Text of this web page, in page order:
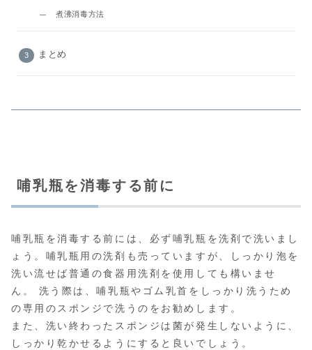
煮沸消毒方法
まとめ
哺乳瓶を消毒する前に
哺乳瓶を消毒する前には、必ず哺乳瓶を洗剤で洗いまし
ょう。哺乳瓶用の洗剤も売っていますが、しっかり泡を
洗い流せば普通の食器用洗剤を使用しても構いませ
ん。 洗う際は、哺乳瓶やゴム乳首をしっかり洗うため
の専用のスポンジで洗うのをお勧めします。
また、洗い終わったスポンジは菌が発生しないように、
しっかり乾かせるようにすると良いでしょう。